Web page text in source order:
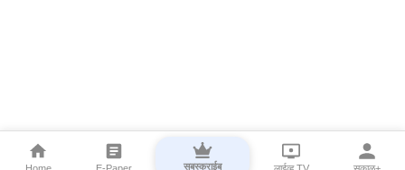
Home E-Paper सबस्क्राईब लाईव्ह TV सकाळ+